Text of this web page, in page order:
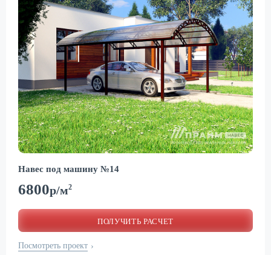
Навес под машину №14
6800р/м2
ПОЛУЧИТЬ РАСЧЕТ
Посмотреть проект ›